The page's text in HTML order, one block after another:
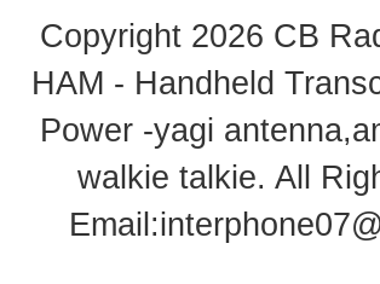
Copyright 2026 CB
HAM - Handheld
Power -yagi
walkie talkie. All
Email: